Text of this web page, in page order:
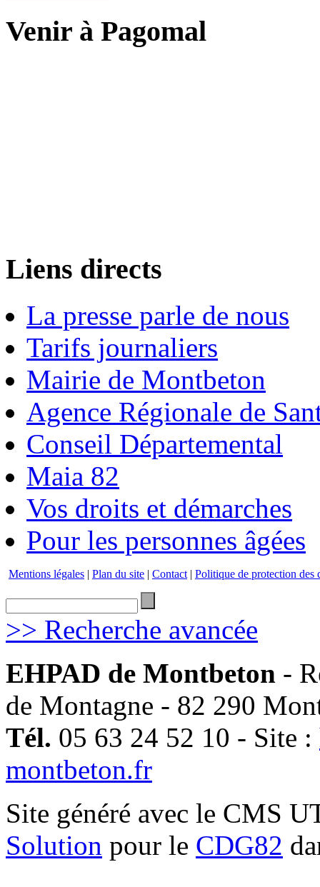
Venir à Pagomal
Liens directs
La presse parle de nous
Tarifs journaliers
Mairie de Montbeton
Agence Régionale de
Conseil Départemental
Maia 82
Vos droits et démarches
Pour les personnes âgées
Mentions légales | Plan du site | Contact | Politique de protection des
>> Recherche avancée
EHPAD de Montbeton -
de Montagne - 82 290
Tél. 05 63 24 52 10 - Site :
montbeton.fr
Site généré avec le CMS
Solution pour le CDG82